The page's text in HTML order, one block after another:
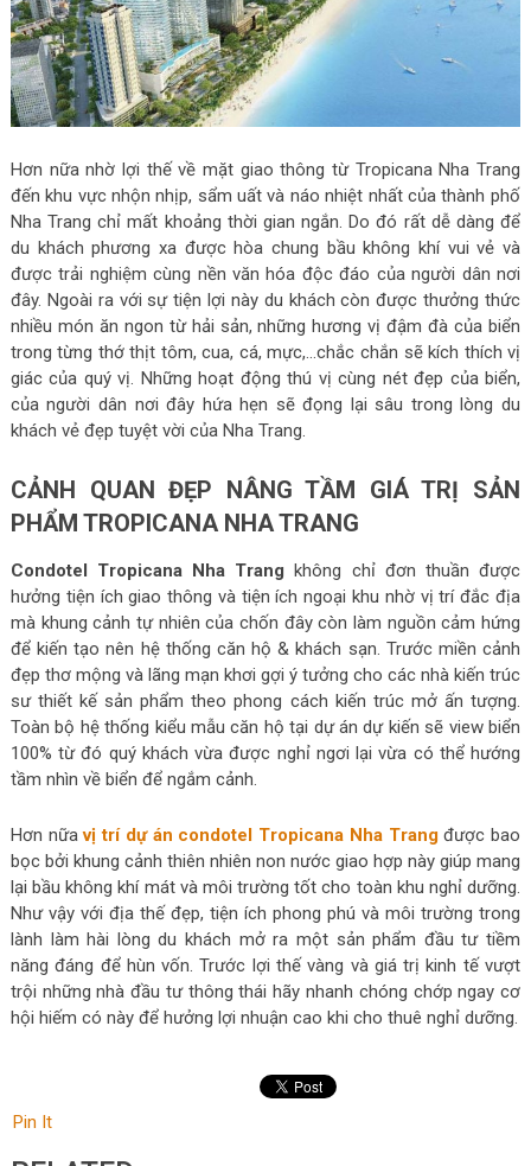
Hơn nữa nhờ lợi thế về mặt giao thông từ Tropicana Nha Trang
đến khu vực nhộn nhịp, sẩm uất và náo nhiệt nhất của thành phố
Nha Trang chỉ mất khoảng thời gian ngắn. Do đó rất dễ dàng để
du khách phương xa được hòa chung bầu không khí vui vẻ và
được trải nghiệm cùng nền văn hóa độc đáo của người dân nơi
đây. Ngoài ra với sự tiện lợi này du khách còn được thưởng thức
nhiều món ăn ngon từ hải sản, những hương vị đậm đà của biển
trong từng thớ thịt tôm, cua, cá, mực,…chắc chắn sẽ kích thích vị
giác của quý vị. Những hoạt động thú vị cùng nét đẹp của biển,
của người dân nơi đây hứa hẹn sẽ đọng lại sâu trong lòng du
khách vẻ đẹp tuyệt vời của Nha Trang.
CẢNH QUAN ĐẸP NÂNG TẦM GIÁ TRỊ SẢN
PHẨM TROPICANA NHA TRANG
Condotel Tropicana Nha Trang không chỉ đơn thuần được
hưởng tiện ích giao thông và tiện ích ngoại khu nhờ vị trí đắc địa
mà khung cảnh tự nhiên của chốn đây còn làm nguồn cảm hứng
để kiến tạo nên hệ thống căn hộ & khách sạn. Trước miền cảnh
đẹp thơ mộng và lãng mạn khơi gợi ý tưởng cho các nhà kiến trúc
sư thiết kế sản phẩm theo phong cách kiến trúc mở ấn tượng.
Toàn bộ hệ thống kiểu mẫu căn hộ tại dự án dự kiến sẽ view biển
100% từ đó quý khách vừa được nghỉ ngơi lại vừa có thể hướng
tầm nhìn về biển để ngắm cảnh.
Hơn nữavị trí dự án condotel Tropicana Nha Trangđược bao
bọc bởi khung cảnh thiên nhiên non nước giao hợp này giúp mang
lại bầu không khí mát và môi trường tốt cho toàn khu nghỉ dưỡng.
Như vậy với địa thế đẹp, tiện ích phong phú và môi trường trong
lành làm hài lòng du khách mở ra một sản phẩm đầu tư tiềm
năng đáng để hùn vốn. Trước lợi thế vàng và giá trị kinh tế vượt
trội những nhà đầu tư thông thái hãy nhanh chóng chớp ngay cơ
hội hiếm có này để hưởng lợi nhuận cao khi cho thuê nghỉ dưỡng.
Pin It